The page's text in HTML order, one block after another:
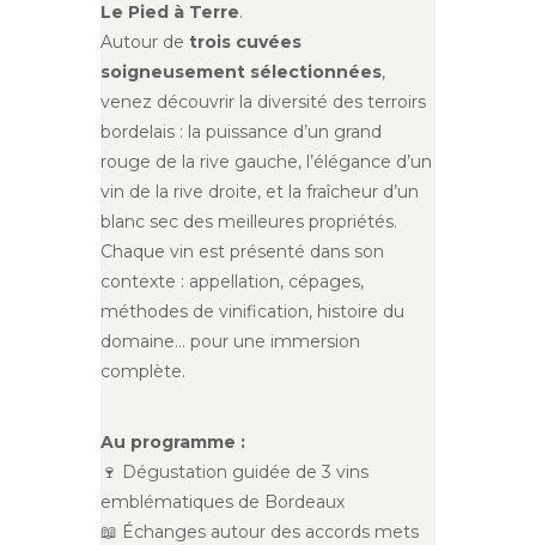
Le Pied à Terre.
Autour de trois cuvées
soigneusement sélectionnées,
venez découvrir la diversité des terroirs
bordelais : la puissance d’un grand
rouge de la rive gauche, l’élégance d’un
vin de la rive droite, et la fraîcheur d’un
blanc sec des meilleures propriétés.
Chaque vin est présenté dans son
contexte : appellation, cépages,
méthodes de vinification, histoire du
domaine… pour une immersion
complète.
Au programme :
🍷 Dégustation guidée de 3 vins
emblématiques de Bordeaux
📖 Échanges autour des accords mets